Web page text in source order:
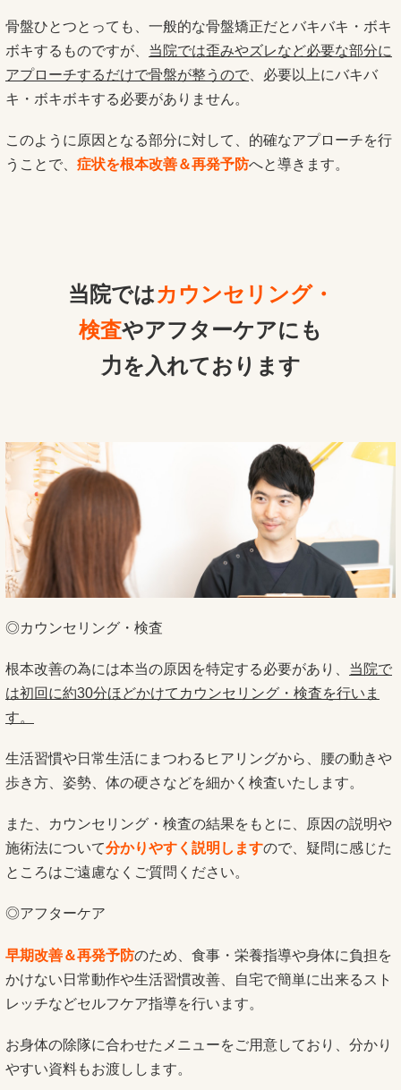
骨盤ひとつとっても、一般的な骨盤矯正だとバキバキ・ボキ
ボキするものですが、 当院では歪みやズレなど必要な部分に
アプローチするだけで骨盤が整うので 、必要以上にバキバ
キ・ボキボキする必要がありません。
このように原因となる部分に対して、的確なアプローチを行
うことで、 症状を根本改善＆再発予防へと導きます。
当院ではカウンセリング・
検査やアフターケアにも
力を入れております
◎カウンセリング・検査
根本改善の為には本当の原因を特定する必要があり、 当院で
は初回に約30分ほどかけてカウンセリング・検査を行いま
す。
生活習慣や日常生活にまつわるヒアリングから、腰の動きや
歩き方、姿勢、体の硬さなどを細かく検査いたします。
また、カウンセリング・検査の結果をもとに、原因の説明や
施術法について分かりやすく説明しますので、疑問に感じた
ところはご遠慮なくご質問ください。
◎アフターケア
早期改善＆再発予防のため、食事・栄養指導や身体に負担を
かけない日常動作や生活習慣改善、自宅で簡単に出来るスト
レッチなどセルフケア指導を行います。
お身体の除隊に合わせたメニューをご用意しており、分かり
やすい資料もお渡しします。